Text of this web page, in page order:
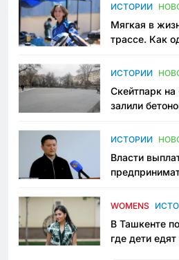
ИСТОРИИ
Мягкая в
трассе. Как
Узбекистане
ИСТОРИИ
Скейтпарк на
залили
пространство
ИСТОРИИ
Власти
приговору
WOMENS
В Ташкенте
где дети